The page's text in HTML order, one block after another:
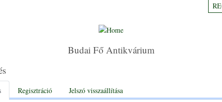
Budai Fő Antikvárium
Regisztráció Jelszó visszaállítása